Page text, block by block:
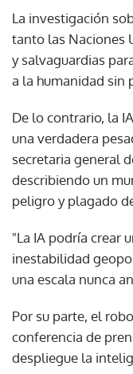
La investigación
tanto las Naciones
y salvaguardias
a la humanidad sin
De lo contrario, la
una verdadera
secretaria general
describiendo un
peligro y plagado
"La IA podría crear
inestabilidad
una escala nunca
Por su parte, el
conferencia de
despliegue la